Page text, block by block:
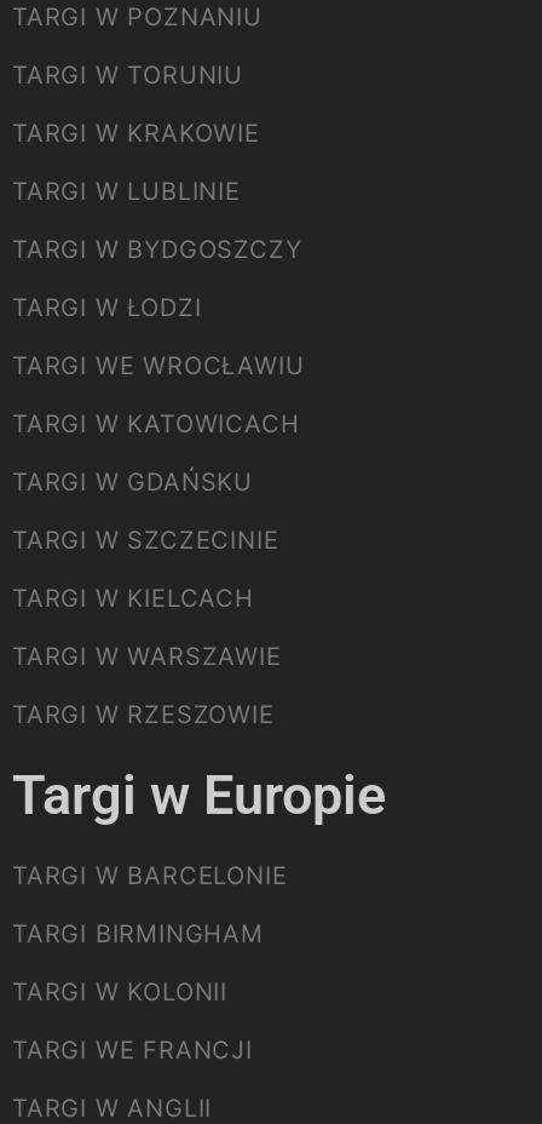
TARGI W POZNANIU
TARGI W TORUNIU
TARGI W KRAKOWIE
TARGI W LUBLINIE
TARGI W BYDGOSZCZY
TARGI W ŁODZI
TARGI WE WROCŁAWIU
TARGI W KATOWICACH
TARGI W GDAŃSKU
TARGI W SZCZECINIE
TARGI W KIELCACH
TARGI W WARSZAWIE
TARGI W RZESZOWIE
Targi w Europie
TARGI W BARCELONIE
TARGI BIRMINGHAM
TARGI W KOLONII
TARGI WE FRANCJI
TARGI W ANGLII